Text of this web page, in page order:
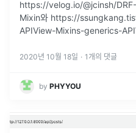
https://velog.io/@jcinsh/
Mixin와 https://
APIView-Mixins-generics-
2020년 10월 18일 · 1 개의 댓글
by PHYYOU